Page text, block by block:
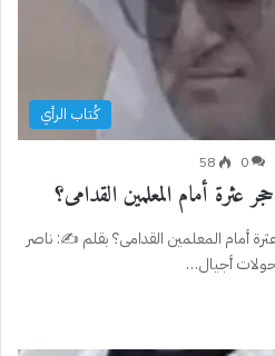
كُتاب الرأي
0
58
أمام المعلمين القدامى؟
أمام المعلمين القدامى؟ بقلم ✍️: ناصر
أجيال…